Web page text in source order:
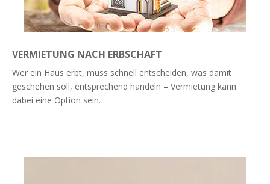
VERMIETUNG NACH ERBSCHAFT
Wer ein Haus erbt, muss schnell entscheiden, was damit
geschehen soll, entsprechend handeln – Vermietung kann
dabei eine Option sein.